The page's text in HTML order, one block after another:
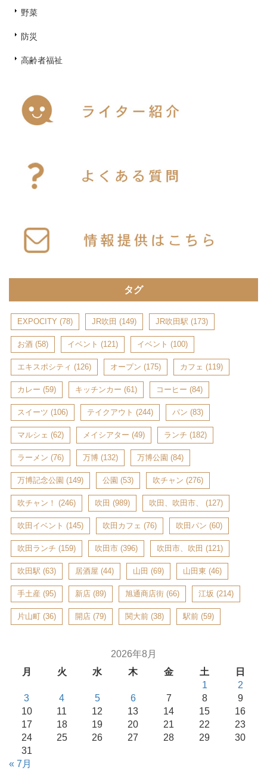
野菜
防災
高齢者福祉
タグ
EXPOCITY (78) JR吹田 (149) JR吹田駅 (173)
お酒 (58) イベント (121) イベント (100)
エキスポシティ (126) オープン (175) カフェ (119)
カレー (59) キッチンカー (61) コーヒー (84)
スイーツ (106) テイクアウト (244) パン (83)
マルシェ (62) メイシアター (49) ランチ (182)
ラーメン (76) 万博 (132) 万博公園 (84)
万博記念公園 (149) 公園 (53) 吹チャン (276)
吹チャン！ (246) 吹田 (989) 吹田、吹田市、 (127)
吹田イベント (145) 吹田カフェ (76) 吹田パン (60)
吹田ランチ (159) 吹田市 (396) 吹田市、吹田 (121)
吹田駅 (63) 居酒屋 (44) 山田 (69) 山田東 (46)
手土産 (95) 新店 (89) 旭通商店街 (66) 江坂 (214)
片山町 (36) 開店 (79) 関大前 (38) 駅前 (59)
2026年8月
月
火 水 木 金 土
日
1
2
3
4 5 6 7 8
9
10
11 12 13 14 15
16
17
18 19 20 21 22
23
24
25 26 27 28 29
30
31
« 7月